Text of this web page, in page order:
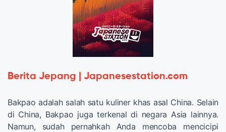
Berita Jepang | Japanesestation.com
Bakpao adalah salah satu kuliner khas asal China. Selain
di China, Bakpao juga terkenal di negara Asia lainnya.
Namun, sudah pernahkah Anda mencoba mencicipi